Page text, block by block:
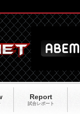
Report
試合レポート